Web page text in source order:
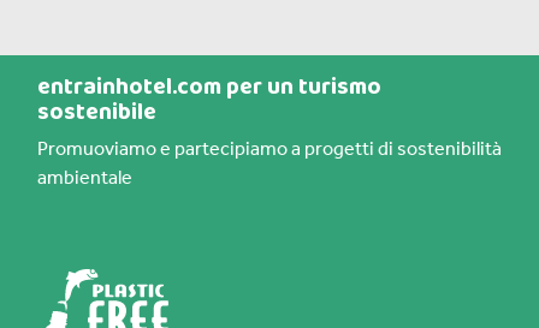
entrainhotel.com per un turismo
sostenibile
Promuoviamo e partecipiamo a progetti di sostenibilità
ambientale